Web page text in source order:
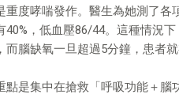
重度哮喘發作。醫生為她測了
，低血壓86/44。這種情況下
而腦缺氧一旦超過5分鐘，患者
是集中在搶救「呼吸功能＋腦